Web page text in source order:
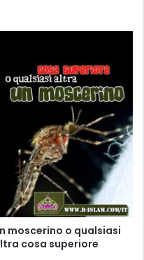
moscerino o qualsiasi
cosa superiore